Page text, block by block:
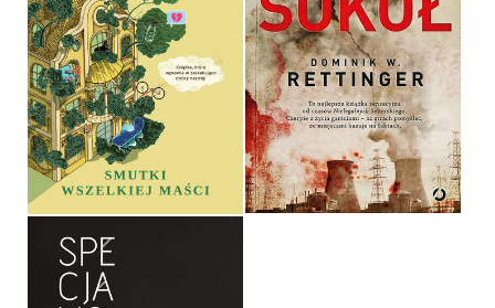
SMUTKI WSZELKIEJ
MAŚCI
MARIANA LEKY
OPRAWA TWARDA
49,99 ZŁ
SOKÓŁ
DOMINIK W. RETTINGER
OPRAWA MIĘKKA
39,90 ZŁ